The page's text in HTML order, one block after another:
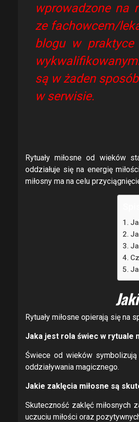
wprowadzone na
ze fachowcem/
blogu w praktyce
są w żaden
w serwisie.
Rytuały miłosne od wieków
oddziałuje się na energię
miłosny ma na celu
Rytuały miłosne opierają się na
Jaka jest rola świec w rytuale
Świece od wieków symbolizują
oddziaływania magicznego.
Jakie zaklęcia miłosne są
Skuteczność zaklęć miłosnych
uczuciu miłości oraz